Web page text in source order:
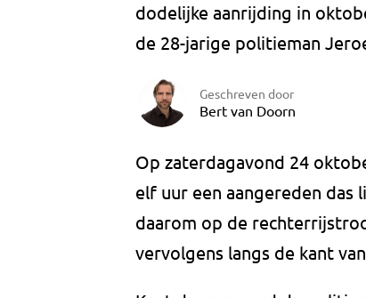
dodelijke aanrijding in
de 28-jarige politieman
Geschreven door
Bert van Doorn
Op zaterdagavond 24
elf uur een aangereden das
daarom op de
vervolgens langs de kant